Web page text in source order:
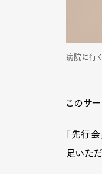
病院に行く
このサ
「先行
足いた